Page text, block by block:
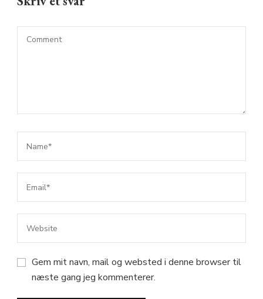
Gem mit navn, mail og websted i denne browser til
næste gang jeg kommenterer.